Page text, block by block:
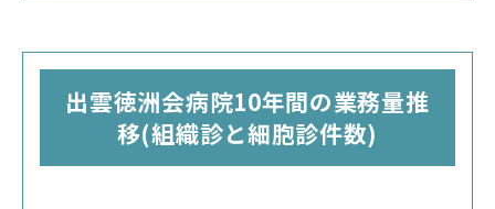
出雲徳洲会病院10年間の業務量推
移(組織診と細胞診件数)